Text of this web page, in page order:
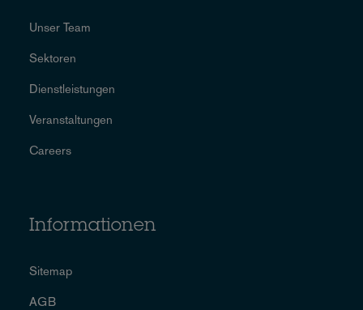
Unser Team
Sektoren
Dienstleistungen
Veranstaltungen
Careers
Informationen
Sitemap
AGB